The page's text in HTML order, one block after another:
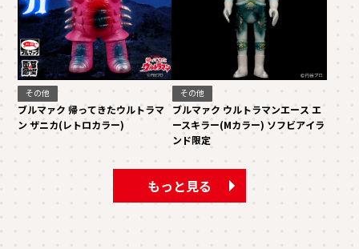
その他
ブルマァク 帰ってきたウルトラマ
ン ザニカ(レトロカラー)
その他
ブルマァク ウルトラマンエース エ
ースキラー(Mカラー) ソフビアイラ
ンド限定
もっと見る